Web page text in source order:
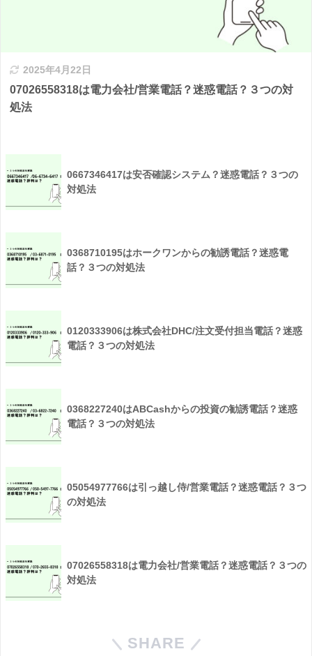
2025年4月22日
07026558318は電力会社/営業電話？迷惑電話？３つの対
処法
0667346417は安否確認システム？迷惑電話？３つの
対処法
0368710195はホークワンからの勧誘電話？迷惑電
話？３つの対処法
0120333906は株式会社DHC/注文受付担当電話？迷惑
電話？３つの対処法
0368227240はABCashからの投資の勧誘電話？迷惑
電話？３つの対処法
05054977766は引っ越し侍/営業電話？迷惑電話？３つ
の対処法
07026558318は電力会社/営業電話？迷惑電話？３つの
対処法
SHARE